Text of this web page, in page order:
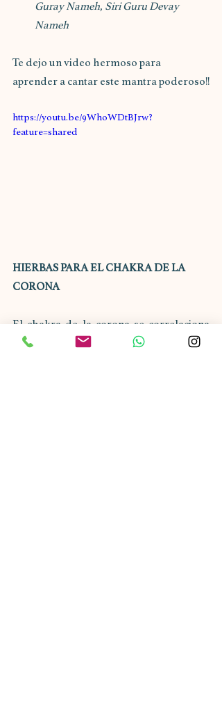
Guray Nameh, Siri Guru Devay
Nameh
Te dejo un video hermoso para
aprender a cantar este mantra poderoso!!
https://youtu.be/9WhoWDtBJrw?
feature=shared
HIERBAS PARA EL CHAKRA DE LA
CORONA
El chakra de la corona se correlaciona
con la conexión pura con lo divino y